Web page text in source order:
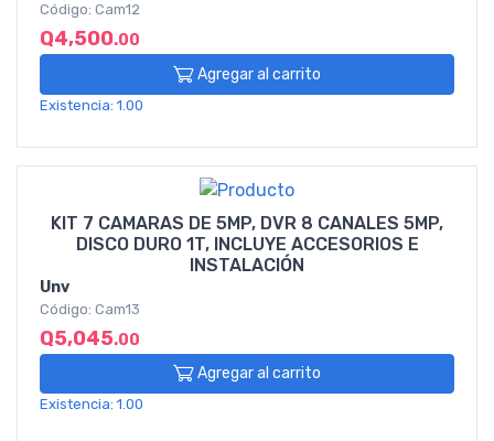
Código: Cam12
Q4,500.00
Agregar al carrito
Existencia: 1.00
KIT 7 CAMARAS DE 5MP, DVR 8 CANALES 5MP,
DISCO DURO 1T, INCLUYE ACCESORIOS E
INSTALACIÓN
Unv
Código: Cam13
Q5,045.00
Agregar al carrito
Existencia: 1.00